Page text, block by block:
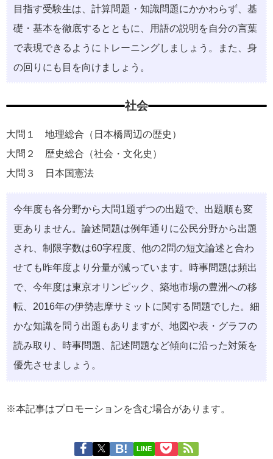
⽬指す受験⽣は、計算問題・知識問題にかかわらず、基
礎・基本を徹底するとともに、⽤語の説明を⾃分の⾔葉
で表現できるようにトレーニングしましょう。また、⾝
の回りにも⽬を向けましょう。
社会
大問１ 地理総合（⽇本橋周辺の歴史）
大問２ 歴史総合（社会・⽂化史）
大問３ ⽇本国憲法
今年度も各分野から⼤問1題ずつの出題で、出題順も変
更ありません。論述問題は例年通りに公⺠分野から出題
され、制限字数は60字程度、他の2問の短⽂論述と合わ
せても昨年度より分量が減っています。時事問題は頻出
で、今年度は東京オリンピック、築地市場の豊洲への移
転、2016年の伊勢志摩サミットに関する問題でした。細
かな知識を問う出題もありますが、地図や表・グラフの
読み取り、時事問題、記述問題など傾向に沿った対策を
優先させましょう。
※本記事はプロモーションを含む場合があります。
LINE